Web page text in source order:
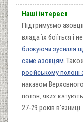
Наші інтереси
Підтримуємо
влада їх боїться і
блокуючи зусилля
саме азовцям.
російському
наказом
полон, яких
27-29 років в'язниці.